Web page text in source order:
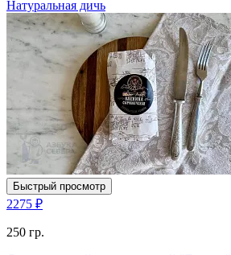
Натуральная дичь
Быстрый просмотр
2275 ₽
250 гр.